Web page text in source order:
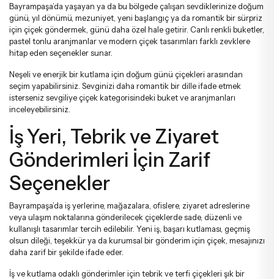
Bayrampaşa’da yaşayan ya da bu bölgede çalışan sevdiklerinize doğum
günü, yıl dönümü, mezuniyet, yeni başlangıç ya da romantik bir sürpriz
için çiçek göndermek, günü daha özel hale getirir. Canlı renkli buketler,
pastel tonlu aranjmanlar ve modern çiçek tasarımları farklı zevklere
hitap eden seçenekler sunar.
Neşeli ve enerjik bir kutlama için doğum günü çiçekleri arasından
seçim yapabilirsiniz. Sevginizi daha romantik bir dille ifade etmek
isterseniz sevgiliye çiçekkategorisindeki buket ve aranjmanları
inceleyebilirsiniz.
İş Yeri, Tebrik ve Ziyaret
Gönderimleri İçin Zarif
Seçenekler
Bayrampaşa’da iş yerlerine, mağazalara, ofislere, ziyaret adreslerine
veya ulaşım noktalarına gönderilecek çiçeklerde sade, düzenli ve
kullanışlı tasarımlar tercih edilebilir. Yeni iş, başarı kutlaması, geçmiş
olsun dileği, teşekkür ya da kurumsal bir gönderim için çiçek, mesajınızı
daha zarif bir şekilde ifade eder.
İş ve kutlama odaklı gönderimler için tebrik ve terfi çiçekleri şık bir